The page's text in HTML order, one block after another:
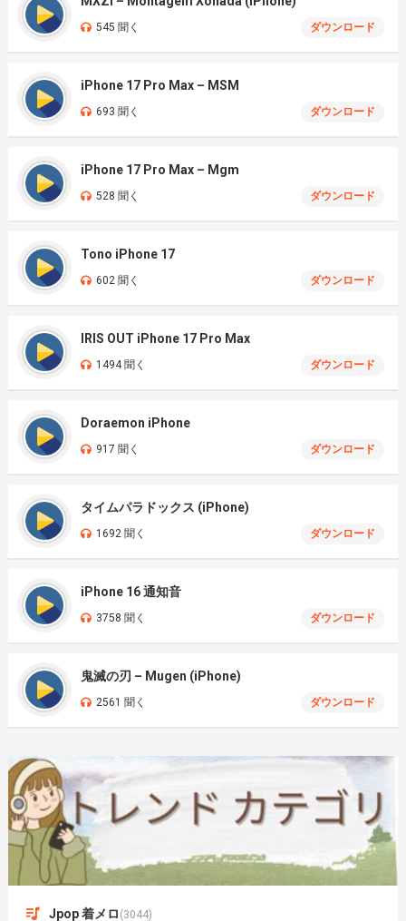
545 聞く ダウンロード
iPhone 17 Pro Max – MSM
693 聞く ダウンロード
iPhone 17 Pro Max – Mgm
528 聞く ダウンロード
Tono iPhone 17
602 聞く ダウンロード
IRIS OUT iPhone 17 Pro Max
1494 聞く ダウンロード
Doraemon iPhone
917 聞く ダウンロード
タイムパラドックス (iPhone)
1692 聞く ダウンロード
iPhone 16 通知音
3758 聞く ダウンロード
鬼滅の刃 – Mugen (iPhone)
2561 聞く ダウンロード
Jpop 着メロ (3044)